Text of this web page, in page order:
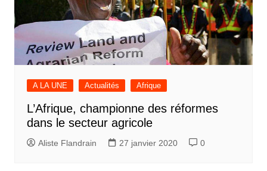
A LA UNE Actualités Afrique
L’Afrique, championne des réformes
dans le secteur agricole
Aliste Flandrain 27 janvier 2020 0